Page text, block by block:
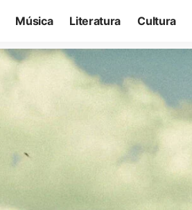
Música Literatura Cultura